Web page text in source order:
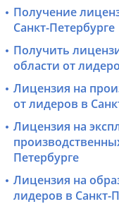
Получение
Санкт-Петербурге
Получить
области от
Лицензия на
от лидеров в
Лицензия на
Петербурге
Лицензия на
лидеров в Санкт-